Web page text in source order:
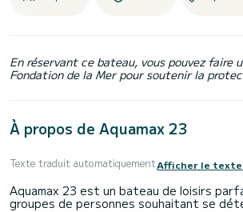
En réservant ce bateau, vous pouvez faire
Fondation de la Mer pour soutenir la
À propos de Aquamax 23
Texte traduit automatiquementAfficher le
Aquamax 23 est un bateau de loisirs